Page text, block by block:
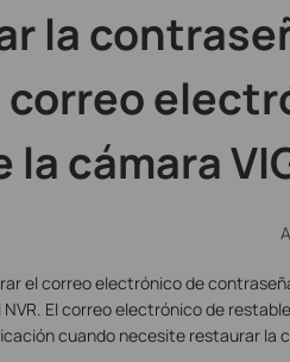
la
cámara
el correo electrónico de
NVR. El correo electrónico de
cuando necesite restaurar la